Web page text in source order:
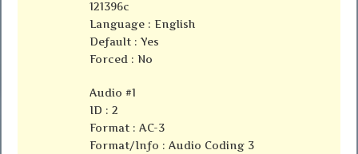
121396c
Language : English
Default : Yes
Forced : No
Audio #1
ID : 2
Format : AC-3
Format/Info : Audio Coding 3